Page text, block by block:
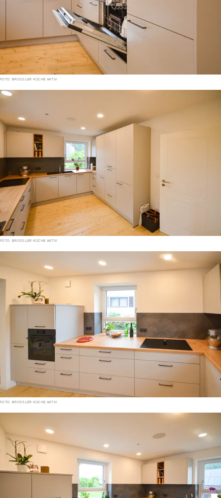
FOTO: BROSSLER KÜCHE AKTIV
FOTO: BROSSLER KÜCHE AKTIV
FOTO: BROSSLER KÜCHE AKTIV